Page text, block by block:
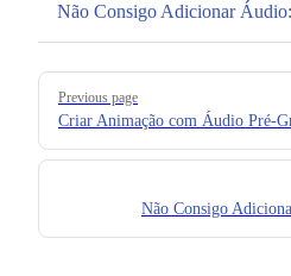
Não Consigo Adicionar
Pager
Previous page
Criar Animação com Áudio Pré-
Não Consigo